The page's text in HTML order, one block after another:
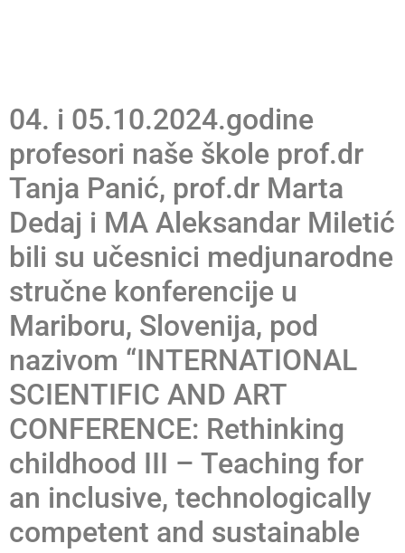
04. i 05.10.2024.godine
profesori naše škole prof.dr
Tanja Panić, prof.dr Marta
Dedaj i MA Aleksandar Miletić
bili su učesnici medjunarodne
stručne konferencije u
Mariboru, Slovenija, pod
nazivom “INTERNATIONAL
SCIENTIFIC AND ART
CONFERENCE: Rethinking
childhood III – Teaching for
an inclusive, technologically
competent and sustainable